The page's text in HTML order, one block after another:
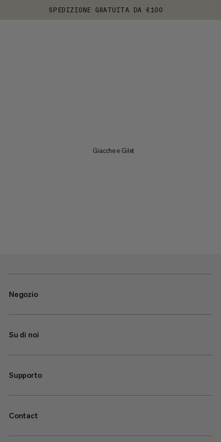
SPEDIZIONE GRATUITA DA €100
Giacche e Gilet
Negozio
Su di noi
Supporto
Contact